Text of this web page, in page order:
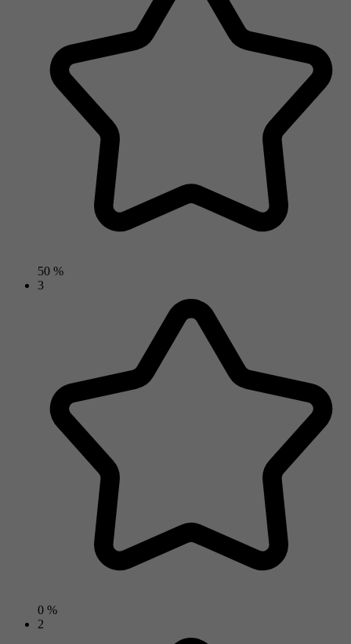
50 %
3
0 %
2